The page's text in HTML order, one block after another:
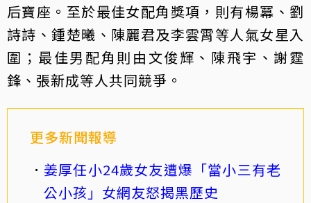
后寶座。至於最佳女配角獎項，則有楊冪、劉
詩詩、鍾楚曦、陳麗君及李雲霄等人氣女星入
圍；最佳男配角則由文俊輝、陳飛宇、謝霆
鋒、張新成等人共同競爭。
更多新聞報導
姜厚任小24歲女友遭爆「當小三有老
公小孩」女網友怒揭黑歷史